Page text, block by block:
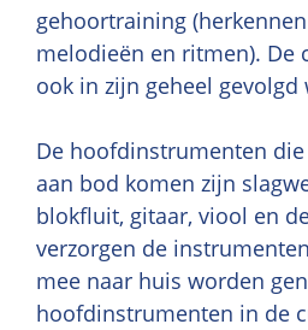
gehoortraining
melodieën en ritmen). De
ook in zijn geheel gevolgd
De hoofdinstrumenten
aan bod komen zijn
blokfluit, gitaar, viool en
verzorgen de
mee naar huis worden
hoofdinstrumenten in de